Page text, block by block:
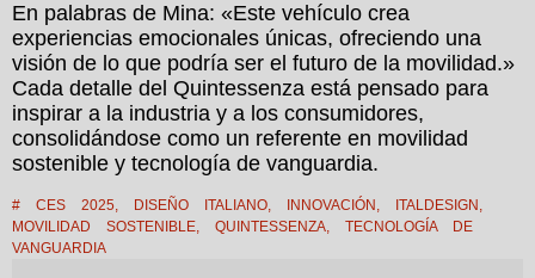
En palabras de Mina: «Este vehículo crea
experiencias emocionales únicas, ofreciendo una
visión de lo que podría ser el futuro de la movilidad.»
Cada detalle del Quintessenza está pensado para
inspirar a la industria y a los consumidores,
consolidándose como un referente en movilidad
sostenible y tecnología de vanguardia.
# CES 2025 DISEÑO ITALIANO INNOVACIÓN ITALDESIGN
MOVILIDAD SOSTENIBLE
QUINTESSENZA
TECNOLOGÍA DE
VANGUARDIA